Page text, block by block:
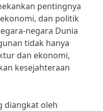
pentingnya
dan politik
negara Dunia
tidak hanya
dan ekonomi,
kesejahteraan
diangkat oleh